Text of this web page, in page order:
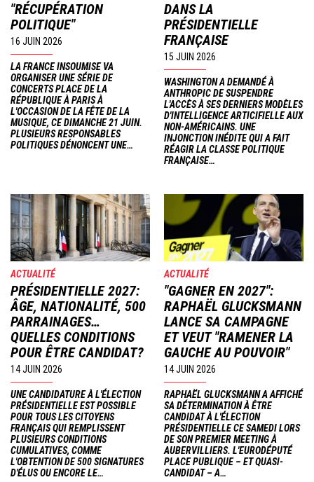
"RÉCUPÉRATION
POLITIQUE"
16 JUIN 2026
LA FRANCE INSOUMISE VA
ORGANISER UNE SÉRIE DE
CONCERTS PLACE DE LA
RÉPUBLIQUE À PARIS À
L'OCCASION DE LA FÊTE DE LA
MUSIQUE, CE DIMANCHE 21 JUIN.
PLUSIEURS RESPONSABLES
POLITIQUES DÉNONCENT UNE…
DANS LA
PRÉSIDENTIELLE
FRANÇAISE
15 JUIN 2026
WASHINGTON A DEMANDÉ À
ANTHROPIC DE SUSPENDRE
L'ACCÈS À SES DERNIERS MODÈLES
D'INTELLIGENCE ARTICIFIELLE AUX
NON-AMÉRICAINS. UNE
INJONCTION INÉDITE QUI A FAIT
RÉAGIR LA CLASSE POLITIQUE
FRANÇAISE…
Image
ACTUALITÉ
PRÉSIDENTIELLE 2027:
ÂGE, NATIONALITÉ, 500
PARRAINAGES…
QUELLES CONDITIONS
POUR ÊTRE CANDIDAT?
14 JUIN 2026
UNE CANDIDATURE À L'ÉLECTION
PRÉSIDENTIELLE EST POSSIBLE
POUR TOUS LES CITOYENS
FRANÇAIS QUI REMPLISSENT
PLUSIEURS CONDITIONS
CUMULATIVES, COMME
L'OBTENTION DE 500 SIGNATURES
D'ÉLUS OU ENCORE LE…
Image
ACTUALITÉ
"GAGNER EN 2027":
RAPHAËL GLUCKSMANN
LANCE SA CAMPAGNE
ET VEUT "RAMENER LA
GAUCHE AU POUVOIR"
14 JUIN 2026
RAPHAËL GLUCKSMANN A AFFICHÉ
SA DÉTERMINATION À ÊTRE
CANDIDAT À L'ÉLECTION
PRÉSIDENTIELLE CE SAMEDI LORS
DE SON PREMIER MEETING À
AUBERVILLIERS. L'EURODÉPUTÉ
PLACE PUBLIQUE – ET QUASI-
CANDIDAT – A…